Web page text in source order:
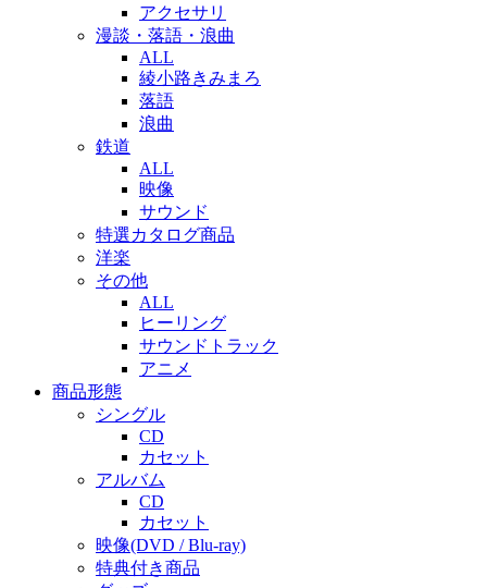
アクセサリ
漫談・落語・浪曲
ALL
綾小路きみまろ
落語
浪曲
鉄道
ALL
映像
サウンド
特選カタログ商品
洋楽
その他
ALL
ヒーリング
サウンドトラック
アニメ
商品形態
シングル
CD
カセット
アルバム
CD
カセット
映像(DVD / Blu-ray)
特典付き商品